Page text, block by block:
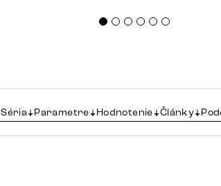
Séria Parametre Hodnotenie Články